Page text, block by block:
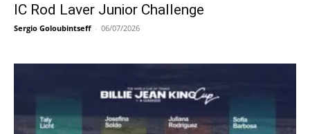
IC Rod Laver Junior Challenge
Sergio Goloubintseff - 06/07/2026